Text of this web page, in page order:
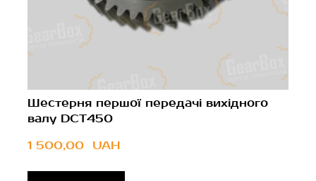
Шестерня першої передачі вихідного
валу DCT450
1 500,00  UAH